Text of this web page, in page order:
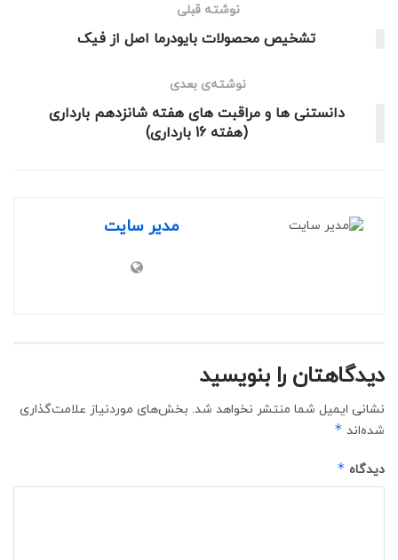
نوشته قبلی
تشخیص محصولات بایودرما اصل از فیک
نوشته‌ی بعدی
دانستنی ها و مراقبت های هفته شانزدهم بارداری
(هفته 16 بارداری)
مدیر سایت
دیدگاهتان را بنویسید
نشانی ایمیل شما منتشر نخواهد شد. بخش‌های موردنیاز علامت‌گذاری
شده‌اند *
دیدگاه *